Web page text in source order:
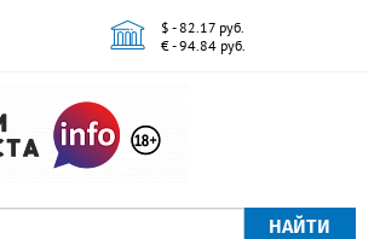
$ - 82.17 руб.
€ - 94.84 руб.
НАЙТИ